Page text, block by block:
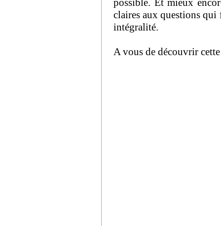
possible. Et mieux
claires aux questions qui
intégralité.
A vous de découvrir